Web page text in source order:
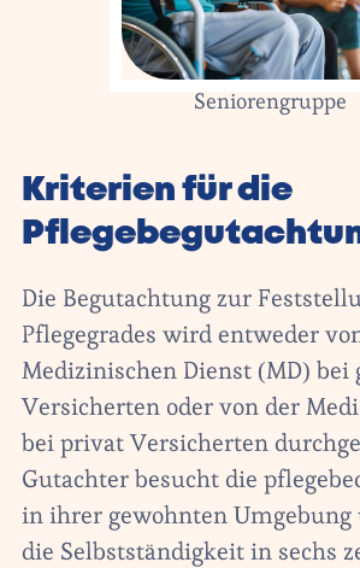
Seniorengruppe
Kriterien für die
Die Begutachtung zur
Pflegegrades wird entweder
Medizinischen Dienst (MD) bei
Versicherten oder von der
bei privat Versicherten
Gutachter besucht die
in ihrer gewohnten
die Selbstständigkeit in sechs